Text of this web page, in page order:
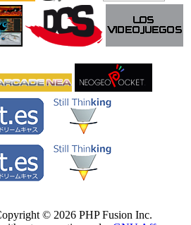
© 2026 PHP Fusion Inc.